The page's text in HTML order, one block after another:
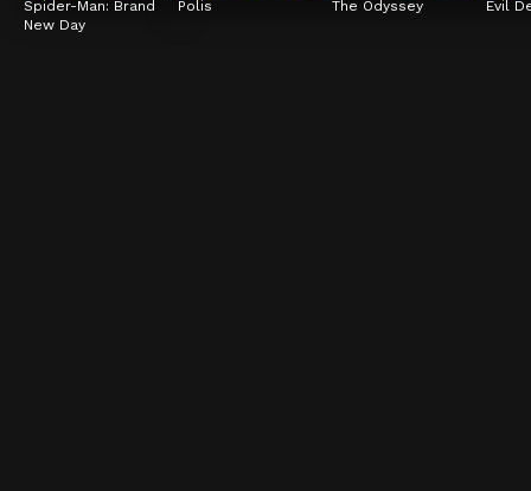
Spider-Man: Brand
New Day
Polis The Odyssey Evil